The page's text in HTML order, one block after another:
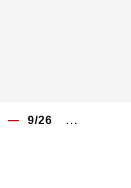
9/26 麒麟獅子舞体験体感プログラム 開催しました！